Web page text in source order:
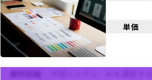
単価